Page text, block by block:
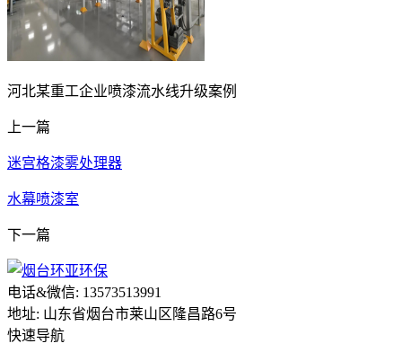
河北某重工企业喷漆流水线升级案例
上一篇
迷宫格漆雾处理器
水幕喷漆室
下一篇
电话&微信: 13573513991
地址: 山东省烟台市莱山区隆昌路6号
快速导航